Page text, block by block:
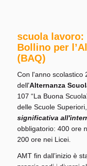
scuola lavoro:
Bollino per
(BAQ)
Con l'anno scolastico
dell'Alternanza
107 “La Buona
delle Scuole
significativa
obbligatorio: 400 ore
200 ore nei Licei.
AMT fin dall’inizio è